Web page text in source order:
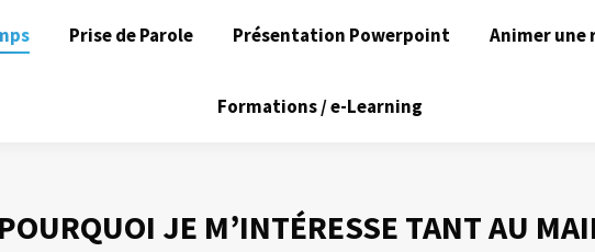
Prise de Parole Présentation Powerpoint Animer une
Formations / e-Learning
POURQUOI JE M’INTÉRESSE TANT AU